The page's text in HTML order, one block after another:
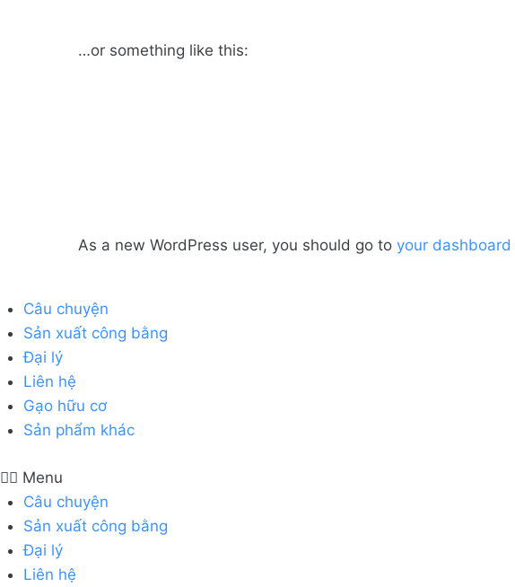
…or something like this:
As a new WordPress user, you should go to your dashboard
Câu chuyện
Sản xuất công bằng
Đại lý
Liên hệ
Gạo hữu cơ
Sản phẩm khác
Menu
Câu chuyện
Sản xuất công bằng
Đại lý
Liên hệ